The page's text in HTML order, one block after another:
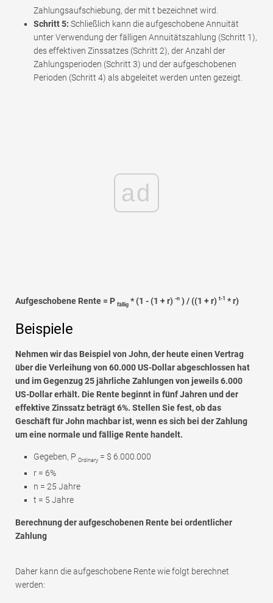
Zahlungsaufschiebung, der mit t bezeichnet wird.
Schritt 5: Schließlich kann die aufgeschobene Annuität
unter Verwendung der fälligen Annuitätszahlung (Schritt 1),
des effektiven Zinssatzes (Schritt 2), der Anzahl der
Zahlungsperioden (Schritt 3) und der aufgeschobenen
Perioden (Schritt 4) als abgeleitet werden unten gezeigt.
ad
Aufgeschobene Rente = P fällig * (1 - (1 + r) -n ) / ((1 + r) t-1 * r)
Beispiele
Nehmen wir das Beispiel von John, der heute einen Vertrag
über die Verleihung von 60.000 US-Dollar abgeschlossen hat
und im Gegenzug 25 jährliche Zahlungen von jeweils 6.000
US-Dollar erhält. Die Rente beginnt in fünf Jahren und der
effektive Zinssatz beträgt 6%. Stellen Sie fest, ob das
Geschäft für John machbar ist, wenn es sich bei der Zahlung
um eine normale und fällige Rente handelt.
Gegeben, P Ordinary = $ 6.000.000
r = 6%
n = 25 Jahre
t = 5 Jahre
Berechnung der aufgeschobenen Rente bei ordentlicher
Zahlung
Daher kann die aufgeschobene Rente wie folgt berechnet
werden: